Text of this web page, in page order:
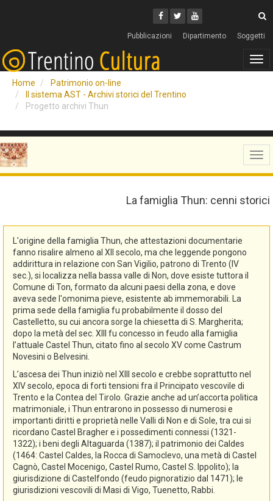
Facebook
Twitter
Youtube
Pubblicazioni Dipartimento Soggetti
Home
Patrimonio on-line
Il sistema AST - Archivi storici del Trentino
Progetto archivi Thun
La famiglia Thun: cenni storici
L'origine della famiglia Thun, che attestazioni documentarie
fanno risalire almeno al XII secolo, ma che leggende pongono
addirittura in relazione con San Vigilio, patrono di Trento (IV
sec.), si localizza nella bassa valle di Non, dove esiste tuttora il
Comune di Ton, formato da alcuni paesi della zona, e dove
aveva sede l'omonima pieve, esistente ab immemorabili. La
prima sede della famiglia fu probabilmente il dosso del
Castelletto, su cui ancora sorge la chiesetta di S. Margherita;
dopo la metà del sec. XIII fu concesso in feudo alla famiglia
l’attuale Castel Thun, citato fino al secolo XV come Castrum
Novesini o Belvesini.
L’ascesa dei Thun iniziò nel XIII secolo e crebbe soprattutto nel
XIV secolo, epoca di forti tensioni fra il Principato vescovile di
Trento e la Contea del Tirolo. Grazie anche ad un’accorta politica
matrimoniale, i Thun entrarono in possesso di numerosi e
importanti diritti e proprietà nelle Valli di Non e di Sole, tra cui si
ricordano Castel Bragher e i possedimenti connessi (1321-
1322); i beni degli Altaguarda (1387); il patrimonio dei Caldes
(1464: Castel Caldes, la Rocca di Samoclevo, una metà di Castel
Cagnò, Castel Mocenigo, Castel Rumo, Castel S. Ippolito); la
giurisdizione di Castelfondo (feudo pignoratizio dal 1471); le
giurisdizioni vescovili di Masi di Vigo, Tuenetto, Rabbi.